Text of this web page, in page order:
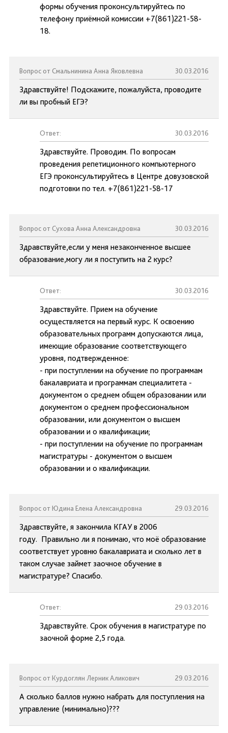
формы обучения проконсультируйтесь по
телефону приёмной комиссии +7(861)221-58-
18.
Вопрос от Смальнинина Анна Яковлевна 30.03.2016
Здравствуйте! Подскажите, пожалуйста, проводите
ли вы пробный ЕГЭ?
Ответ: 30.03.2016
Здравствуйте. Проводим. По вопросам
проведения репетиционного компьютерного
ЕГЭ проконсультируйтесь в Центре довузовской
подготовки по тел. +7(861)221-58-17
Вопрос от Сухова Анна Александровна 30.03.2016
Здравствуйте,если у меня незаконченное высшее
образование,могу ли я поступить на 2 курс?
Ответ: 30.03.2016
Здравствуйте. Прием на обучение
осуществляется на первый курс. К освоению
образовательных программ допускаются лица,
имеющие образование соответствующего
уровня, подтвержденное:
- при поступлении на обучение по программам
бакалавриата и программам специалитета -
документом о среднем общем образовании или
документом о среднем профессиональном
образовании, или документом о высшем
образовании и о квалификации;
- при поступлении на обучение по программам
магистратуры - документом о высшем
образовании и о квалификации.
Вопрос от Юдина Елена Александровна 29.03.2016
Здравствуйте, я закончила КГАУ в 2006
году. Правильно ли я понимаю, что моё образование
соответствует уровню бакалавриата и сколько лет в
таком случае займет заочное обучение в
магистратуре? Спасибо.
Ответ: 29.03.2016
Здравствуйте. Срок обучения в магистратуре по
заочной форме 2,5 года.
Вопрос от Курдоглян Лерник Аликович 29.03.2016
А сколько баллов нужно набрать для поступления на
управление (минимально)???